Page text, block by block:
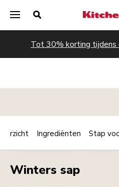
Tot 30% korting tijdens
ONTBIJT / BRUNCH DRANKJES
Winters sap
Ingrediënten Stap